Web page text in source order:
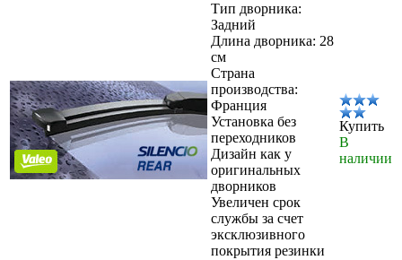
Тип дворника:
Задний
Длина дворника: 28
см
Страна
производства:
Франция
Установка без
переходников
Дизайн как у
оригинальных
дворников
Увеличен срок
службы за счет
эксклюзивного
покрытия резинки
Купить
В
наличии